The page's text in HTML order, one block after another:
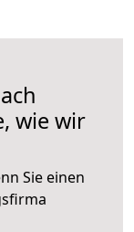
wie wir
Sie einen